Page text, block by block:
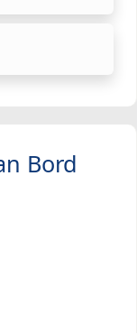
Bord